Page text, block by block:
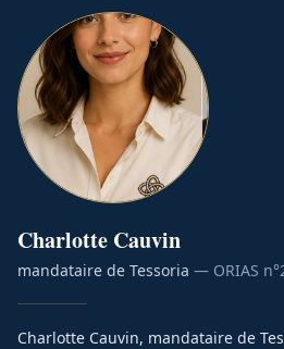
Charlotte Cauvin
mandataire de Tessoria — ORIAS n°
Charlotte Cauvin, mandataire de